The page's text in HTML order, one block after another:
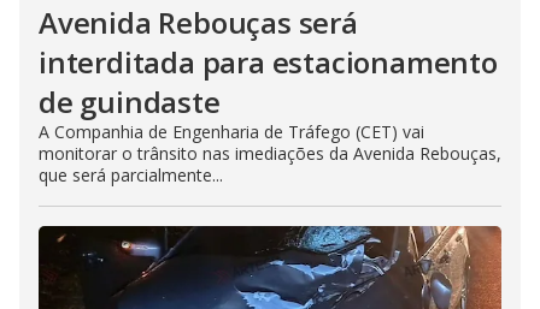
Avenida Rebouças será
interditada para estacionamento
de guindaste
A Companhia de Engenharia de Tráfego (CET) vai
monitorar o trânsito nas imediações da Avenida Rebouças,
que será parcialmente...